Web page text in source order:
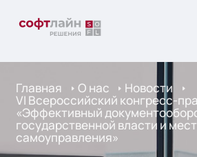
Главная О нас Новости
VI Всероссийский конгресс-
«Эффективный
государственной власти и
самоуправления»